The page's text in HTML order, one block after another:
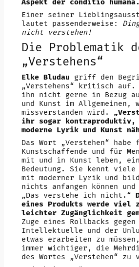
Aspekt der conditio humana.
Einer seiner
lautet passenderweise:
nicht verstehen!
Die Problematik
„Verstehens“
Elke Bludau griff den
„Verstehens“ kritisch auf.
ihn nicht gerne in Bezug
und Kunst im
missverstanden wird.
ihr sogar kontraproduktiv,
moderne Lyrik und Kunst
Das Wort „Verstehen“ habe
Kunstschaffende und für
mit und in Kunst leben,
Bedeutung. Sie kennt viele
mit moderner Lyrik und
nichts anfangen können und
„Das verstehe ich nicht.“
eines Produkts werde viel
leichter Zugänglichkeit
Zuge eines Rollbacks gegen
Intellektuelle und der
etwas erarbeiten zu
immer wichtiger, die
des Wortes „Verstehen“